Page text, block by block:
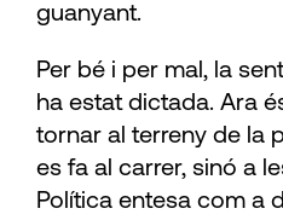
guanyant.
Per bé i per mal, la
ha estat dictada. Ara
tornar al terreny de la
es fa al carrer, sinó a
Política entesa com a